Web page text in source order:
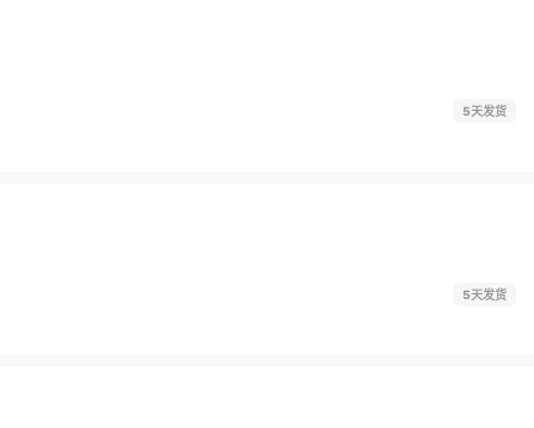
5天发货
5天发货